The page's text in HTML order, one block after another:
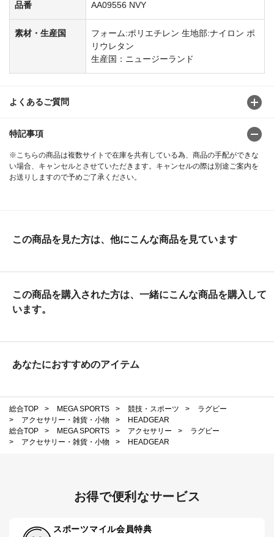
品番 AA09556 NVY
素材・生産国
フォーム:ポリエチレン 生地部:ナイロン ポ
リウレタン
生産国：ニュージーランド
よくあるご質問
特記事項
※こちらの商品は複数サイトで在庫を共有している為、商品の手配ができな
い場合、キャンセルとさせていただきます。キャンセルの際は別途ご案内を
お送りしますので予めご了承ください。
この商品を見た方は、他にこんな商品を見ています
この商品を購入された方は、一緒にこんな商品を購入して
います。
あなたにおすすめのアイテム
総合TOP > MEGA SPORTS > 競技・スポーツ >
ラグビー
>
アクセサリー・雑貨・小物 >
HEADGEAR
総合TOP
> MEGA SPORTS > アクセサリー >
ラグビー
>
アクセサリー・雑貨・小物 > HEADGEAR
お得で便利なサービス
スポーツマイル会員特典